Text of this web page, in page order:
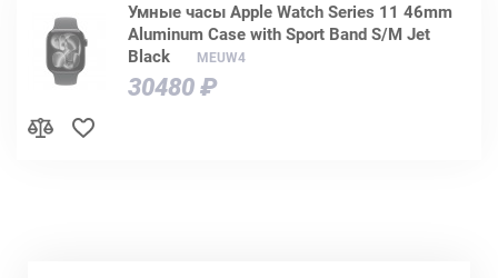
Умные часы Apple Watch Series 11 46mm
Aluminum Case with Sport Band S/M Jet
Black
MEUW4
30480 ₽